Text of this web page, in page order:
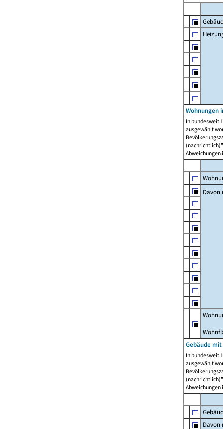
Wohnungen
In bundesweit
ausgewählt
Abweichungen
Davon
Gebäude
In bundesweit
ausgewählt
Abweichungen
Davon